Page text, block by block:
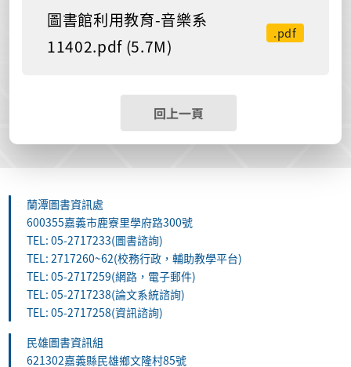
圖書館利用教育-音樂系
11402.pdf (5.7M)
.pdf
回上一頁
蘭潭圖書資訊處
600355嘉義市鹿寮里學府路300號
TEL: 05-2717233(圖書諮詢)
TEL: 2717260~62(校務行政，輔助教學平台)
TEL: 05-2717259(網路，電子郵件)
TEL: 05-2717238(論文系統諮詢)
TEL: 05-2717258(資訊諮詢)
民雄圖書資訊組
621302嘉義縣民雄鄉文隆村85號